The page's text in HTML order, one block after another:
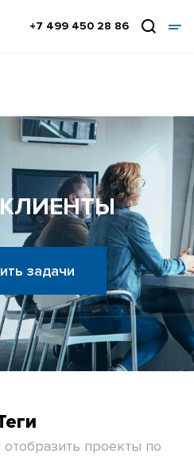
+7 499 450 28 86
задачи
проекты по